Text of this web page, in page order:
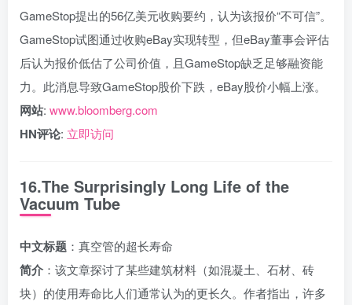
GameStop提出的56亿美元收购要约，认为该报价“不可信”。
GameStop试图通过收购eBay实现转型，但eBay董事会评估
后认为报价低估了公司价值，且GameStop缺乏足够融资能
力。此消息导致GameStop股价下跌，eBay股价小幅上涨。
网站: www.bloomberg.com
HN评论: 立即访问
16.The Surprisingly Long Life of the
Vacuum Tube
中文标题 ：真空管的超长寿命
简介 ：该文章探讨了某些建筑材料（如混凝土、石材、砖
块）的使用寿命比人们通常认为的更长久。作者指出，许多